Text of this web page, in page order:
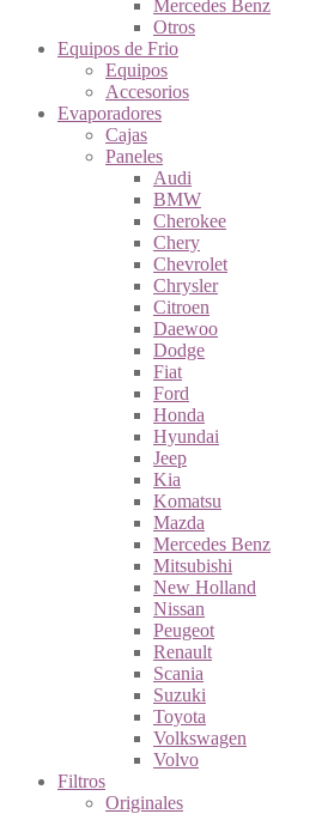
Mercedes Benz
Otros
Equipos de Frio
Equipos
Accesorios
Evaporadores
Cajas
Paneles
Audi
BMW
Cherokee
Chery
Chevrolet
Chrysler
Citroen
Daewoo
Dodge
Fiat
Ford
Honda
Hyundai
Jeep
Kia
Komatsu
Mazda
Mercedes Benz
Mitsubishi
New Holland
Nissan
Peugeot
Renault
Scania
Suzuki
Toyota
Volkswagen
Volvo
Filtros
Originales